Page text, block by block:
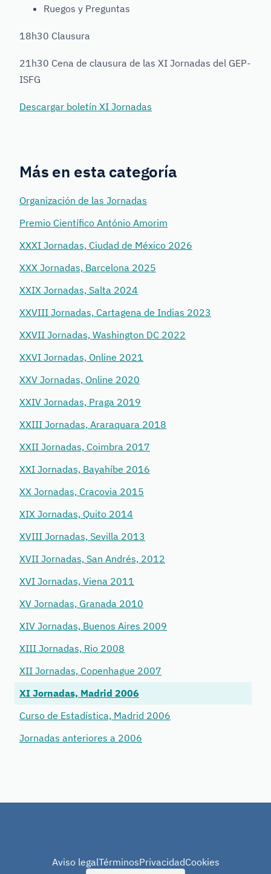
Ruegos y Preguntas
18h30 Clausura
21h30 Cena de clausura de las XI Jornadas del GEP-
ISFG
Descargar boletín XI Jornadas
Más en esta categoría
Organización de las Jornadas
Premio Científico António Amorim
XXXI Jornadas, Ciudad de México 2026
XXX Jornadas, Barcelona 2025
XXIX Jornadas, Salta 2024
XXVIII Jornadas, Cartagena de Indias 2023
XXVII Jornadas, Washington DC 2022
XXVI Jornadas, Online 2021
XXV Jornadas, Online 2020
XXIV Jornadas, Praga 2019
XXIII Jornadas, Araraquara 2018
XXII Jornadas, Coimbra 2017
XXI Jornadas, Bayahíbe 2016
XX Jornadas, Cracovia 2015
XIX Jornadas, Quito 2014
XVIII Jornadas, Sevilla 2013
XVII Jornadas, San Andrés, 2012
XVI Jornadas, Viena 2011
XV Jornadas, Granada 2010
XIV Jornadas, Buenos Aires 2009
XIII Jornadas, Rio 2008
XII Jornadas, Copenhague 2007
XI Jornadas, Madrid 2006
Curso de Estadística, Madrid 2006
Jornadas anteriores a 2006
Aviso legalTérminosPrivacidadCookies